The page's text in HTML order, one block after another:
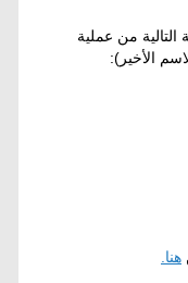
من عملية
الأخير):
هنا.